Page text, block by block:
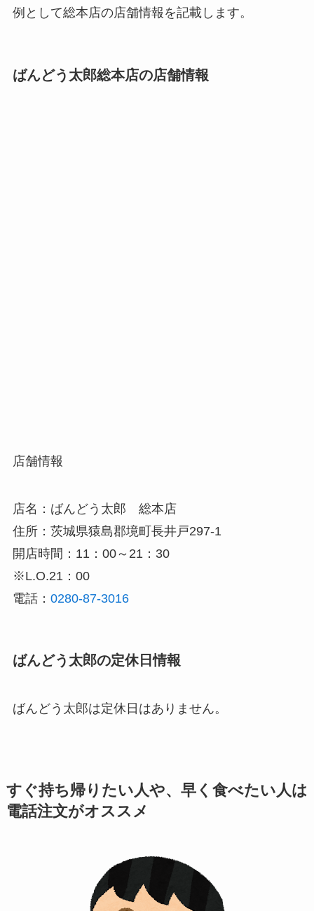
例として総本店の店舗情報を記載します。
ばんどう太郎総本店の店舗情報
店舗情報
店名：ばんどう太郎 総本店
住所： 茨城県猿島郡境町長井戸297-1
開店時間：11：00～21：30
※L.O.21：00
電話： 0280-87-3016
ばんどう太郎の定休日情報
ばんどう太郎は定休日はありません。
すぐ持ち帰りたい人や、早く食べたい人は
電話注文がオススメ